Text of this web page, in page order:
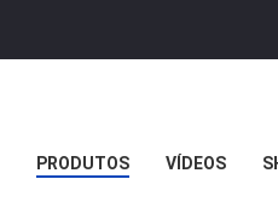
PRODUTOS VÍDEOS